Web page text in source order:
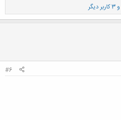
و 3 کاربر دیگر
#6